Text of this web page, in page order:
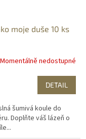
moje duše 10 ks
Momentálně nedostupné
DETAIL
šumivá koule do
Doplňte váš lázeň o